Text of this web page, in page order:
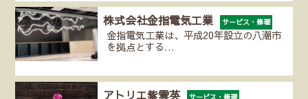
株式会社金指電気工業 サービス・修理
金指電気工業は、平成20年設立の八潮市
を拠点とする…
アトリエ紫雲英 サービス・修理